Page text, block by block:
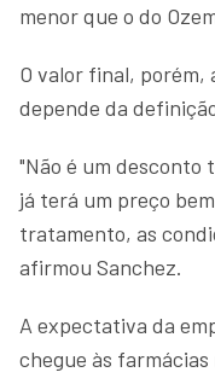
menor que o do
O valor final, porém,
depende da
"Não é um desconto
já terá um preço
tratamento, as
afirmou Sanchez.
A expectativa da
chegue às